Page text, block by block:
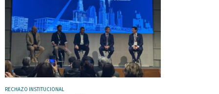
RECHAZO INSTITUCIONAL